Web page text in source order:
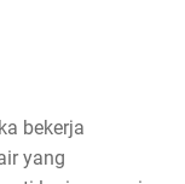
bekerja
yang